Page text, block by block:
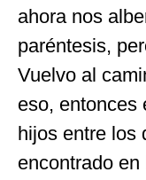
ahora nos
paréntesis,
Vuelvo al
eso, entonces
hijos entre los
encontrado